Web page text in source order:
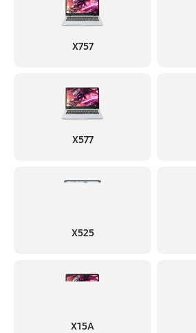
X757
X577
X525
X15A